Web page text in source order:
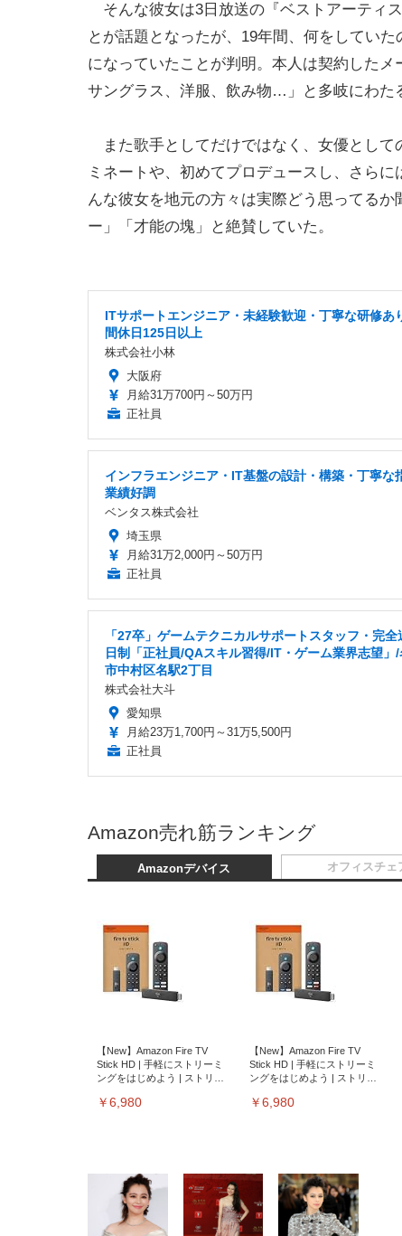
そんな彼女は3日放送の『ベストアーティ
とが話題となったが、19年間、何をしてい
になっていたことが判明。本人は契約したメ
サングラス、洋服、飲み物…」と多岐にわた
また歌手としてだけではなく、女優として
ミネートや、初めてプロデュースし、さら
んな彼女を地元の方々は実際どう思ってる
ー」「才能の塊」と絶賛していた。
ITサポートエンジニア・未経験歓迎・丁寧な研修あ
間休日125日以上
株式会社小林
大阪府
月給31万700円～50万円
正社員
インフラエンジニア・IT基盤の設計・構築・丁寧な
業績好調
ベンタス株式会社
埼玉県
月給31万2,000円～50万円
正社員
「27卒」ゲームテクニカルサポートスタッフ・完全
日制「正社員/QAスキル習得/IT・ゲーム業界志望」
市中村区名駅2丁目
株式会社大斗
愛知県
月給23万1,700円～31万5,500円
正社員
Amazon売れ筋ランキング
Amazonデバイス
【New】Amazon Fire TV
Stick HD | 手軽にストリーミ
ングをはじめよう | ストリー
￥6,980
【New】Amazon Fire TV
Stick HD | 手軽にストリーミ
ングをはじめよう | ストリー
￥6,980
オフィスチェ